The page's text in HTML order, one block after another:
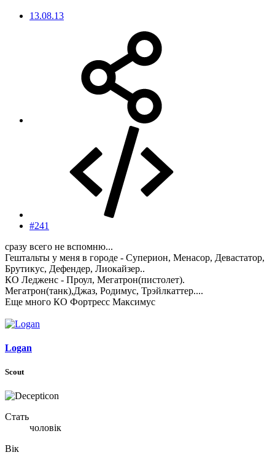
13.08.13
#241
сразу всего не вспомню...
Гештальты у меня в городе - Суперион, Менасор, Девастатор,
Брутикус, Дефендер, Лиокайзер..
КО Ледженс - Проул, Мегатрон(пистолет).
Мегатрон(танк),Джаз, Родимус, Трэйлкаттер....
Еще много КО Фортресс Максимус
Logan
Scout
Стать
чоловік
Вік